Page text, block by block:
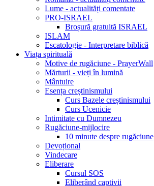
Lume - actualități comentate
PRO-ISRAEL
Broșură gratuită ISRAEL
ISLAM
Escatologie - Interpretare biblică
Viața spirituală
Motive de rugăciune - PrayerWall
Mărturii - vieți în lumină
Mântuire
Esența creștinismului
Curs Bazele creștinismului
Curs Ucenicie
Intimitate cu Dumnezeu
Rugăciune-mijlocire
10 minute despre rugăciune
Devoțional
Vindecare
Eliberare
Cursul SOS
Eliberând captivii